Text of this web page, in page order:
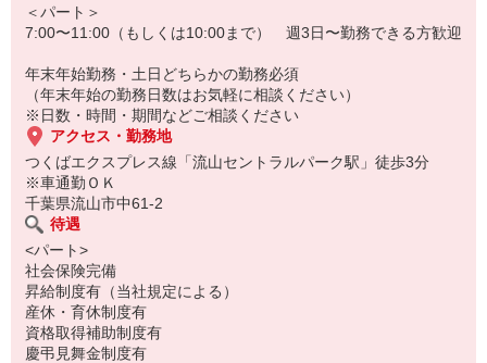
＜各社会保険完備＞＜互助会制度＞ 等々
うれしい待遇をご用意しました！
『未経験でも安心!簡単おしごと』
丁寧にお教えしますので、どなたも安心スタート。
分からないこともすぐに聞けるアットホームな雰囲気の職場です。
経験がなくても、ブランクがあっても、OK！
＜パート＞
7:00〜11:00（もしくは10:00まで） 週3日〜勤務できる方歓迎
年末年始勤務・土日どちらかの勤務必須
（年末年始の勤務日数はお気軽に相談ください）
※日数・時間・期間などご相談ください
アクセス・勤務地
つくばエクスプレス線「流山セントラルパーク駅」徒歩3分
※車通勤ＯＫ
千葉県流山市中61-2
待遇
<パート>
社会保険完備
昇給制度有（当社規定による）
産休・育休制度有
資格取得補助制度有
慶弔見舞金制度有